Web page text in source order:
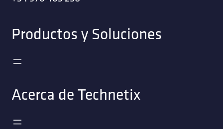
Productos y Soluciones
Acerca de Technetix